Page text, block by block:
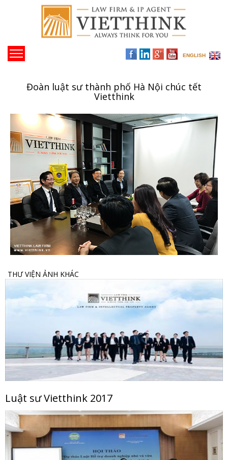
ENGLISH
Đoàn luật sư thành phố Hà Nội chúc tết
Vietthink
THƯ VIỆN ẢNH KHÁC
Luật sư Vietthink 2017